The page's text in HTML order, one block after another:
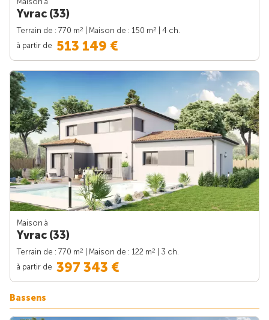
Yvrac (33)
Terrain de : 770 m2 | Maison de : 150 m2
| 4 ch.
à partir de 513 149 €
Maison à
Yvrac (33)
Terrain de : 770 m2 | Maison de : 122 m2
| 3 ch.
à partir de 397 343 €
Bassens